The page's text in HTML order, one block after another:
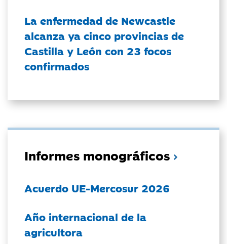
La enfermedad de Newcastle
alcanza ya cinco provincias de
Castilla y León con 23 focos
confirmados
Informes monográficos
Acuerdo UE-Mercosur 2026
Año internacional de la
agricultora